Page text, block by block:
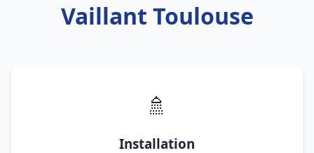
Vaillant Toulouse
🚿
Installation